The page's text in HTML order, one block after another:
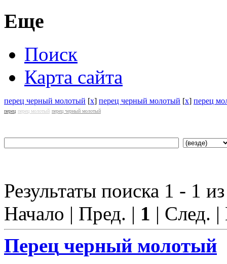
Еще
Поиск
Карта сайта
перец черный молотый [x] перец черный молотый [x] перец
перец перец молотый перец черный молотый
Результаты поиска 1 - 1
Начало | Пред. | 1 | След.
Перец черный молотый